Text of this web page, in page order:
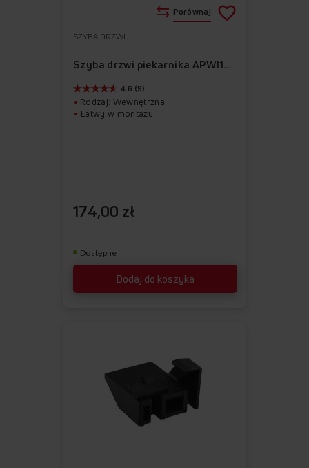
SZYBA DRZWI
Szyba drzwi piekarnika APWI1014
Dodaj do koszyka
4.6 (9)
Rodzaj: Wewnętrzna
Łatwy w montażu
174,00 zł
Dostępne
Porównaj